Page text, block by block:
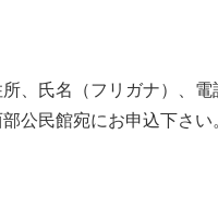
、氏名（フリガナ）、
公民館宛にお申込下さい。